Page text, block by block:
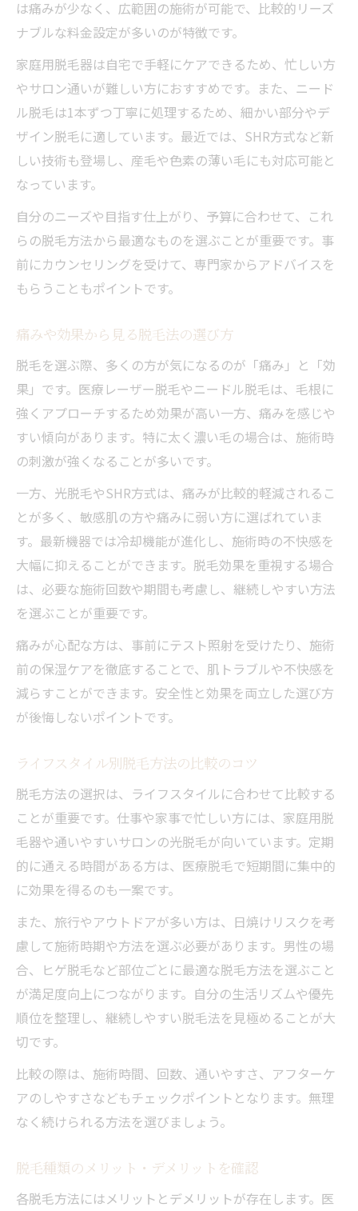
は痛みが少なく、広範囲の施術が可能で、比較的リーズ
ナブルな料金設定が多いのが特徴です。
家庭用脱毛器は自宅で手軽にケアできるため、忙しい方
やサロン通いが難しい方におすすめです。また、ニード
ル脱毛は1本ずつ丁寧に処理するため、細かい部分やデ
ザイン脱毛に適しています。最近では、SHR方式など新
しい技術も登場し、産毛や色素の薄い毛にも対応可能と
なっています。
自分のニーズや目指す仕上がり、予算に合わせて、これ
らの脱毛方法から最適なものを選ぶことが重要です。事
前にカウンセリングを受けて、専門家からアドバイスを
もらうこともポイントです。
痛みや効果から見る脱毛法の選び方
脱毛を選ぶ際、多くの方が気になるのが「痛み」と「効
果」です。医療レーザー脱毛やニードル脱毛は、毛根に
強くアプローチするため効果が高い一方、痛みを感じや
すい傾向があります。特に太く濃い毛の場合は、施術時
の刺激が強くなることが多いです。
一方、光脱毛やSHR方式は、痛みが比較的軽減されるこ
とが多く、敏感肌の方や痛みに弱い方に選ばれていま
す。最新機器では冷却機能が進化し、施術時の不快感を
大幅に抑えることができます。脱毛効果を重視する場合
は、必要な施術回数や期間も考慮し、継続しやすい方法
を選ぶことが重要です。
痛みが心配な方は、事前にテスト照射を受けたり、施術
前の保湿ケアを徹底することで、肌トラブルや不快感を
減らすことができます。安全性と効果を両立した選び方
が後悔しないポイントです。
ライフスタイル別脱毛方法の比較のコツ
脱毛方法の選択は、ライフスタイルに合わせて比較する
ことが重要です。仕事や家事で忙しい方には、家庭用脱
毛器や通いやすいサロンの光脱毛が向いています。定期
的に通える時間がある方は、医療脱毛で短期間に集中的
に効果を得るのも一案です。
また、旅行やアウトドアが多い方は、日焼けリスクを考
慮して施術時期や方法を選ぶ必要があります。男性の場
合、ヒゲ脱毛など部位ごとに最適な脱毛方法を選ぶこと
が満足度向上につながります。自分の生活リズムや優先
順位を整理し、継続しやすい脱毛法を見極めることが大
切です。
比較の際は、施術時間、回数、通いやすさ、アフターケ
アのしやすさなどもチェックポイントとなります。無理
なく続けられる方法を選びましょう。
脱毛種類のメリット・デメリットを確認
各脱毛方法にはメリットとデメリットが存在します。医